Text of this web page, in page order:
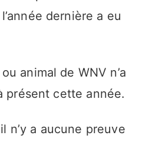
dernière a eu
animal de WNV n’a
présent cette année.
n’y a aucune preuve